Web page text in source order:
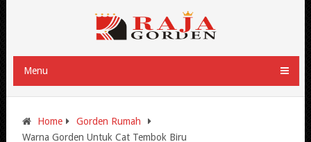
Menu
Home
Gorden Rumah
Warna Gorden Untuk Cat Tembok Biru